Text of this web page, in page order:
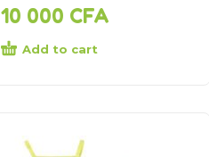
10 000 CFA
Add to cart